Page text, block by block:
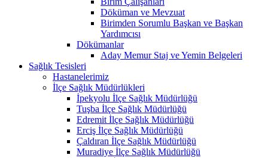
Döküman ve Mevzuat
Birimden Sorumlu Başkan ve Başkan
Yardımcısı
Dökümanlar
Aday Memur Staj ve Yemin Belgeleri
Sağlık Tesisleri
Hastanelerimiz
İlçe Sağlık Müdürlükleri
İpekyolu İlçe Sağlık Müdürlüğü
Tuşba İlçe Sağlık Müdürlüğü
Edremit İlçe Sağlık Müdürlüğü
Erciş İlçe Sağlık Müdürlüğü
Çaldıran İlçe Sağlık Müdürlüğü
Muradiye İlçe Sağlık Müdürlüğü